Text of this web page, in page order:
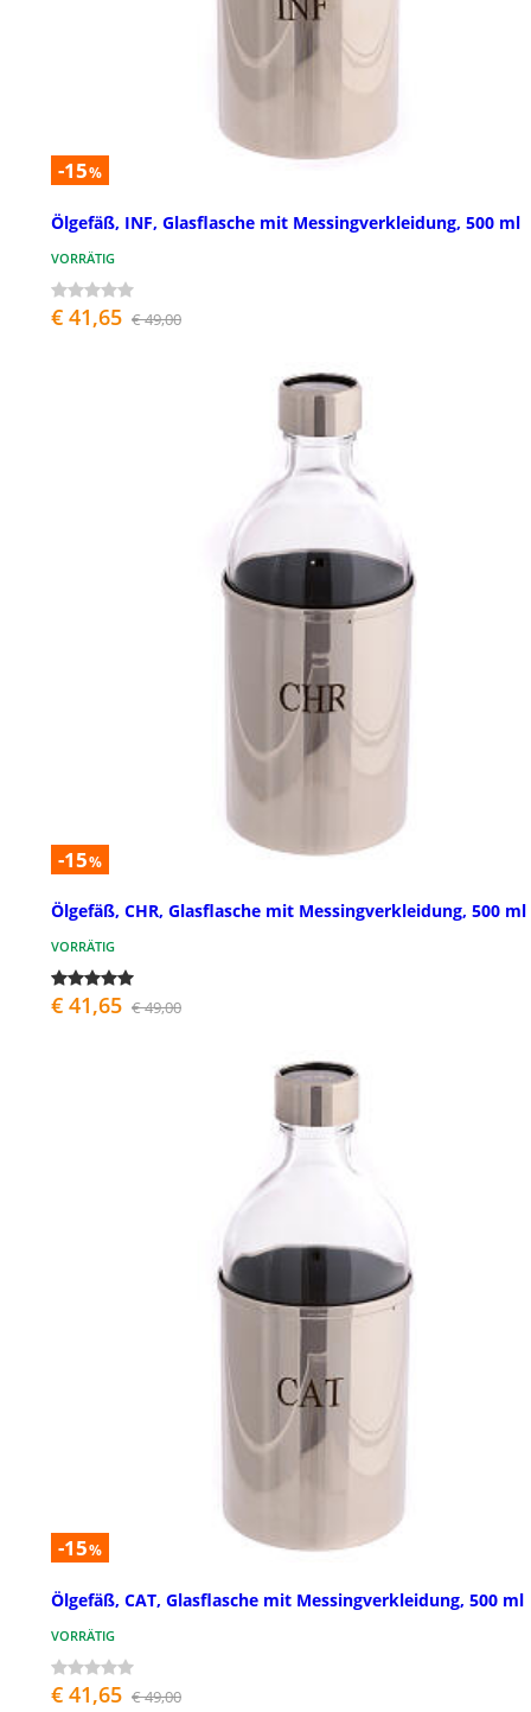
-15%
Ölgefäß, INF, Glasflasche mit Messingverkleidung, 500 ml
VORRÄTIG
€ 41,65 € 49,00
-15%
Ölgefäß, CHR, Glasflasche mit Messingverkleidung, 500 ml
VORRÄTIG
€ 41,65 € 49,00
-15%
Ölgefäß, CAT, Glasflasche mit Messingverkleidung, 500 ml
VORRÄTIG
€ 41,65 € 49,00